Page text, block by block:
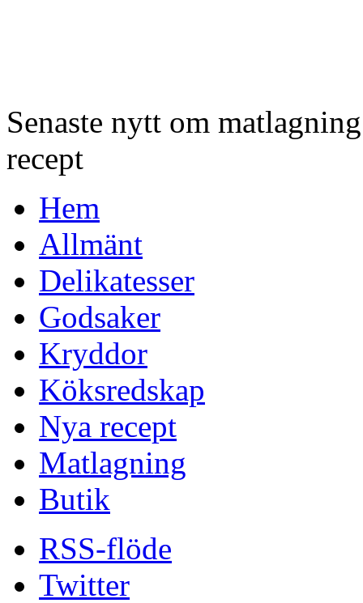
Senaste nytt om
recept
Hem
Allmänt
Delikatesser
Godsaker
Kryddor
Köksredskap
Nya recept
Matlagning
Butik
RSS-flöde
Twitter